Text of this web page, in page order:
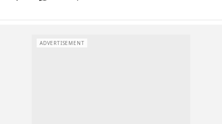
ADVERTISEMENT